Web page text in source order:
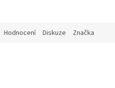
Hodnocení Diskuze Značka